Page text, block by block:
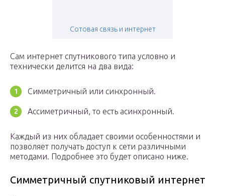
Сотовая связь и интернет
Сам интернет спутникового типа условно и
технически делится на два вида:
Симметричный или синхронный.
Ассиметричный, то есть асинхронный.
Каждый из них обладает своими особенностями и
позволяет получать доступ к сети различными
методами. Подробнее это будет описано ниже.
Симметричный спутниковый интернет